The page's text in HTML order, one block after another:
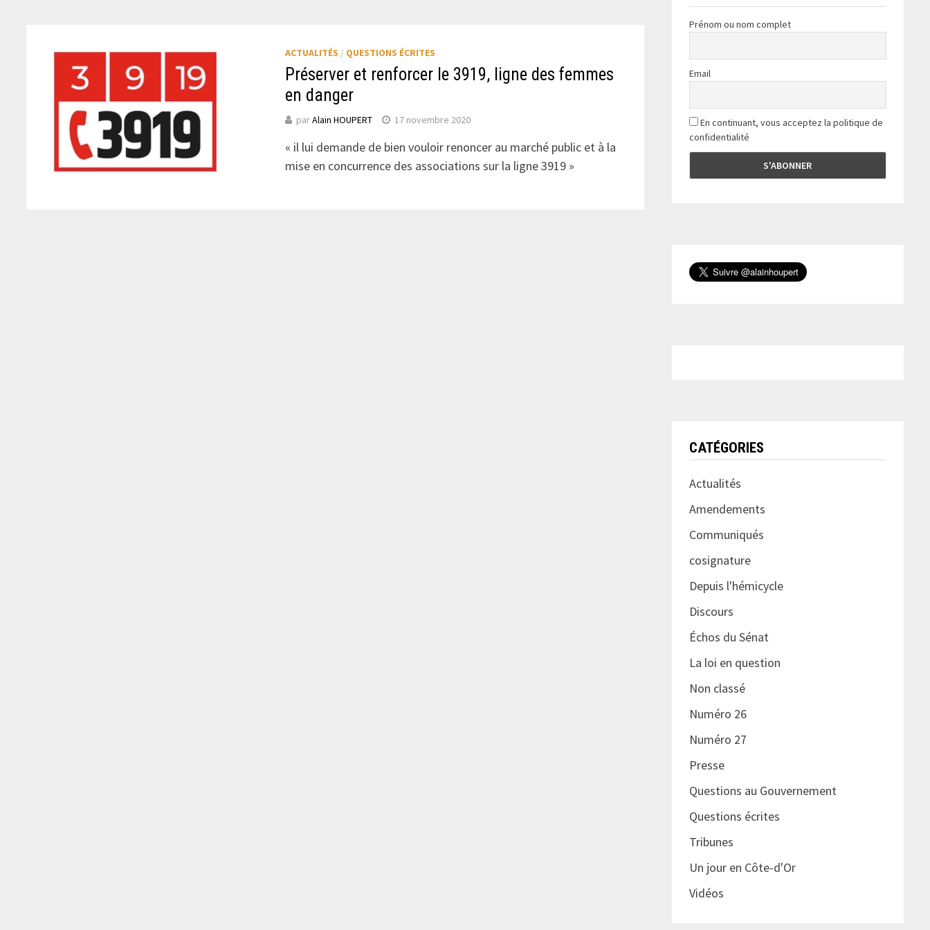
ACTUALITÉS / QUESTIONS ÉCRITES
Préserver et renforcer le 3919, ligne des femmes
en danger
parAlain HOUPERT 17 novembre 2020
« il lui demande de bien vouloir renoncer au marché public et à la
mise en concurrence des associations sur la ligne 3919 »
Prénom ou nom complet
Email
En continuant, vous acceptez la politique de
confidentialité
CATÉGORIES
Actualités
Amendements
Communiqués
cosignature
Depuis l'hémicycle
Discours
Échos du Sénat
La loi en question
Non classé
Numéro 26
Numéro 27
Presse
Questions au Gouvernement
Questions écrites
Tribunes
Un jour en Côte-d'Or
Vidéos